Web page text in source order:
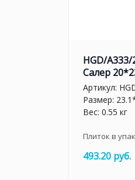
HGD/
Салер
Артикул:
Размер:
Вес: 0.55 кг
Плиток в
493.20 руб.